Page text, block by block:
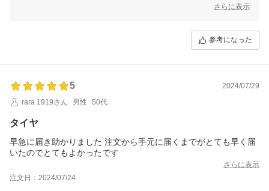
今後ともお客様に満足頂けるような対応・サービスをスタッフ一同努め
さらに表示
参考になった
5
2024/07/29
rara 1919さん
男性 50代
タイヤ
早急に届き助かりました 注文から手元に届くまでがとても早く届
いたのでとてもよかったです
さらに表示
注文日：2024/07/24